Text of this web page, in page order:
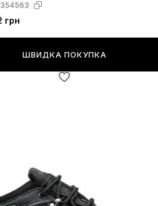
грн
ШВИДКА ПОКУПКА